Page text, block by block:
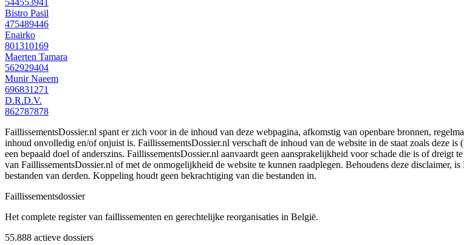
Bistro Pasil
475489446
Enairko
801310169
Maerten Tamara
562929404
Munir Naeem
696831271
D.R.D.V.
862787878
FaillissementsDossier.nl spant er zich voor in de inhoud van deze webpagina, afkomstig van openbare bronnen,
inhoud onvolledig en/of onjuist is. FaillissementsDossier.nl verschaft de inhoud van de website in de staat zoals deze
een bepaald doel of anderszins. FaillissementsDossier.nl aanvaardt geen aansprakelijkheid voor schade die is of
van FaillissementsDossier.nl of met de onmogelijkheid de website te kunnen raadplegen. Behoudens deze disclaimer,
bestanden van derden. Koppeling houdt geen bekrachtiging van die bestanden in.
Faillissementsdossier
Het complete register van faillissementen en gerechtelijke reorganisaties in België.
55.888 actieve dossiers